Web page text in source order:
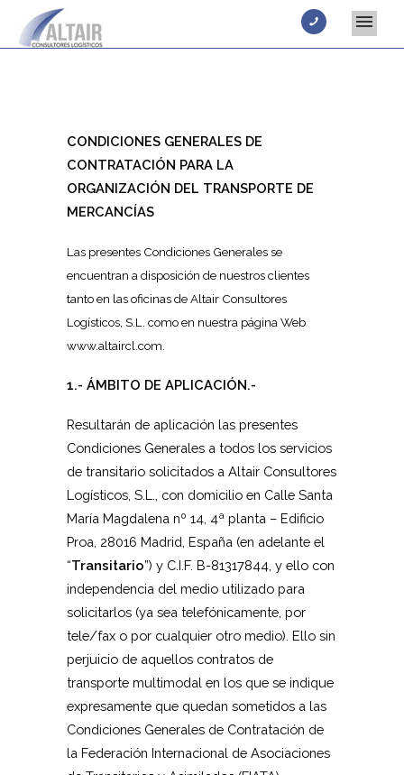
CONDICIONES GENERALES DE
CONTRATACIÓN PARA LA
ORGANIZACIÓN DEL TRANSPORTE DE
MERCANCÍAS
Las presentes Condiciones Generales se
encuentran a disposición de nuestros clientes
tanto en las oficinas de Altair Consultores
Logísticos, S.L. como en nuestra página Web
www.altaircl.com.
1.- ÁMBITO DE APLICACIÓN.-
Resultarán de aplicación las presentes
Condiciones Generales a todos los servicios
de transitario solicitados a Altair Consultores
Logísticos, S.L., con domicilio en Calle Santa
María Magdalena nº 14, 4ª planta – Edificio
Proa, 28016 Madrid, España (en adelante el
“Transitario”) y C.I.F. B-81317844, y ello con
independencia del medio utilizado para
solicitarlos (ya sea telefónicamente, por
tele/fax o por cualquier otro medio). Ello sin
perjuicio de aquellos contratos de
transporte multimodal en los que se indique
expresamente que quedan sometidos a las
Condiciones Generales de Contratación de
la Federación Internacional de Asociaciones